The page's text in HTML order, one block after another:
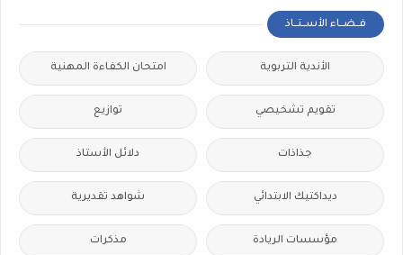
فــضــاء الأســتــاذ
الأندية التربوية امتحان الكفاءة المهنية
تقويم تشخيصي توازيع
جذاذات دلائل الأستاذ
ديداكتيك الابتدائي شواهد تقديرية
مؤسسات الريادة مذكرات